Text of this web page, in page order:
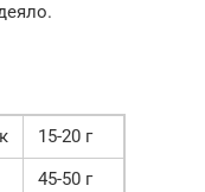
15-20 г
45-50 г